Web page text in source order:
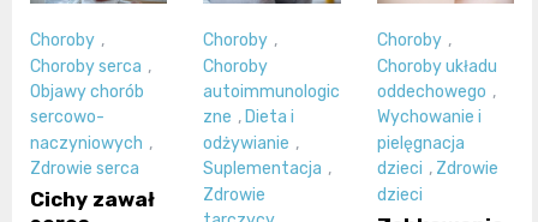
Choroby ,
Choroby serca ,
Objawy chorób
sercowo-
naczyniowych ,
Zdrowie serca
Cichy zawał
Choroby ,
Choroby
autoimmunologic
zne ,Dieta i
odżywianie ,
Suplementacja ,
Zdrowie
Choroby ,
Choroby układu
oddechowego ,
Wychowanie i
pielęgnacja
dzieci , Zdrowie
dzieci